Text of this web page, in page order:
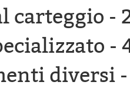
carteggio -
-
diversi